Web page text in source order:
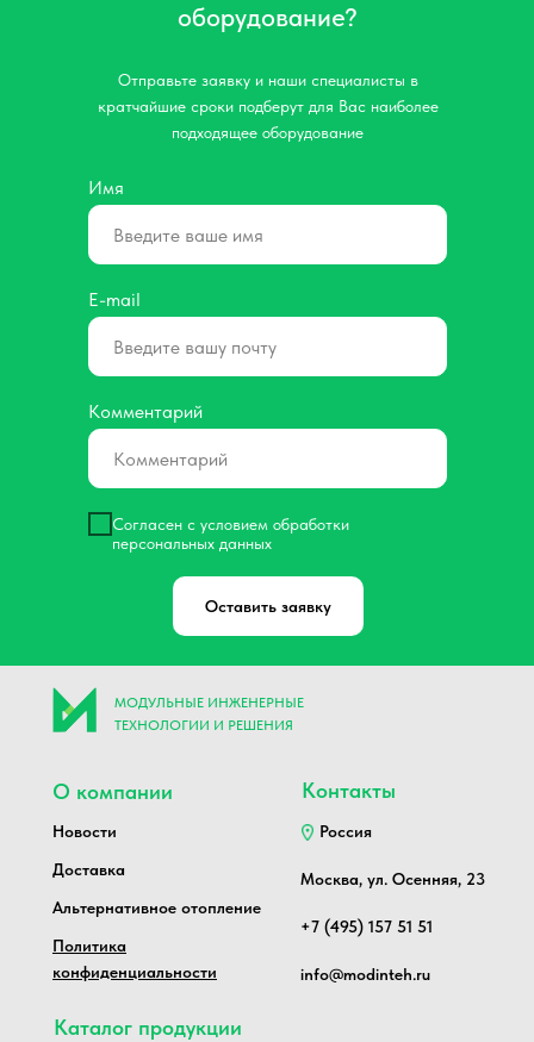
Имя
E-mail
Комментарий
Согласен с условием обработки
персональных данных
Оставить заявку
Отправьте заявку и наши специалисты в
кратчайшие сроки подберут для Вас наиболее
подходящее оборудование
оборудование?
МОДУЛЬНЫЕ ИНЖЕНЕРНЫЕ
ТЕХНОЛОГИИ И РЕШЕНИЯ
Каталог продукции
Контакты
О компании
Новости Россия
+7 (495) 157 51 51
Москва, ул. Осенняя, 23
Политика
конфиденциальности
info@modinteh.ru
Альтернативное отопление
Доставка